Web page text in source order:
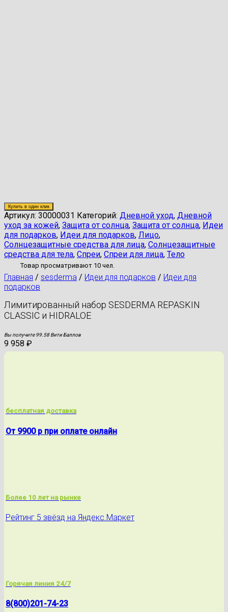
Купить в один клик
Артикул: 30000031 Категорий: Дневной уход, Дневной
уход за кожей, Защита от солнца, Защита от солнца, Идеи
для подарков, Идеи для подарков, Лицо,
Солнцезащитные средства для лица, Солнцезащитные
средства для тела, Спреи, Спреи для лица, Тело
Товар просматривают 10 чел.
Главная / sesderma / Идеи для подарков / Идеи для
подарков
Лимитированный набор SESDERMA REPASKIN
CLASSIC и HIDRALOE
Вы получите 99.58 Вити Баллов
9 958 ₽
бесплатная доставка
От 9900 р при оплате онлайн
Более 10 лет на рынке
Рейтинг 5 звёзд на Яндекс.Маркет
Горячая линия 24/7
8(800)201-74-23